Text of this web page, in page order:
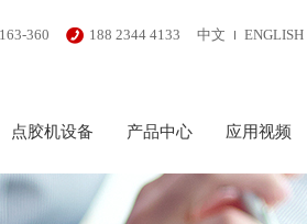
360 188 2344 4133 中文 ENGLISH
点胶机设备 产品中心 应用视频